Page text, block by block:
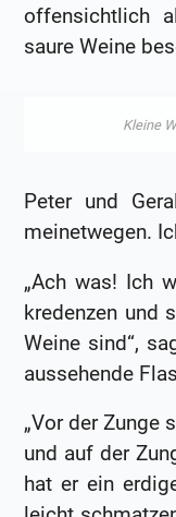
offensichtlich
saure Weine
Peter und
meinetwegen.
„Ach was! Ich
kredenzen und
Weine sind“,
aussehende
„Vor der Zunge
und auf der
hat er ein